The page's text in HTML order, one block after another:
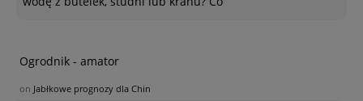
Ogrodnik - amator
on Jabłkowe prognozy dla Chin